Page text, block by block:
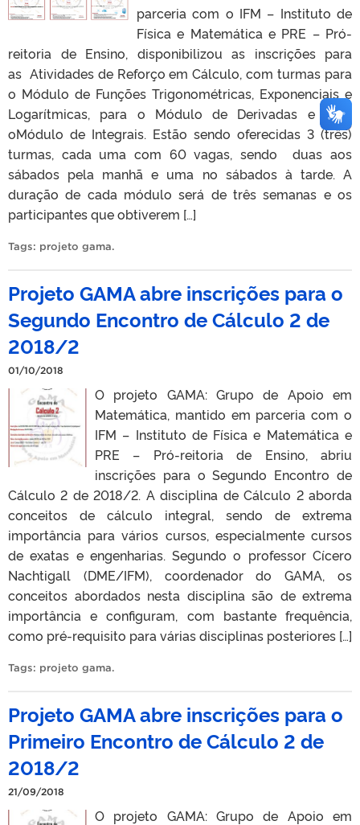
parceria com o IFM – Instituto de
Física e Matemática e PRE – Pró-
reitoria de Ensino, disponibilizou as inscrições para
as Atividades de Reforço em Cálculo, com turmas para
o Módulo de Funções Trigonométricas, Exponenciais e
Logarítmicas, para o Módulo de Derivadas e para
oMódulo de Integrais. Estão sendo oferecidas 3 (três)
turmas, cada uma com 60 vagas, sendo duas aos
sábados pela manhã e uma no sábados à tarde. A
duração de cada módulo será de três semanas e os
participantes que obtiverem […]
Tags: projeto gama.
Projeto GAMA abre inscrições para o
Segundo Encontro de Cálculo 2 de
2018/2
01/10/2018
O projeto GAMA: Grupo de Apoio em
Matemática, mantido em parceria com o
IFM – Instituto de Física e Matemática e
PRE – Pró-reitoria de Ensino, abriu
inscrições para o Segundo Encontro de
Cálculo 2 de 2018/2. A disciplina de Cálculo 2 aborda
conceitos de cálculo integral, sendo de extrema
importância para vários cursos, especialmente cursos
de exatas e engenharias. Segundo o professor Cícero
Nachtigall (DME/IFM), coordenador do GAMA, os
conceitos abordados nesta disciplina são de extrema
importância e configuram, com bastante frequência,
como pré-requisito para várias disciplinas posteriores […]
Tags: projeto gama.
Projeto GAMA abre inscrições para o
Primeiro Encontro de Cálculo 2 de
2018/2
21/09/2018
O projeto GAMA: Grupo de Apoio em